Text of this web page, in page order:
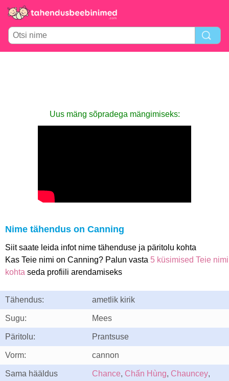
Uus mäng sõpradega mängimiseks:
Nime tähendus on Canning
Siit saate leida infot nime tähenduse ja päritolu kohta
Kas Teie nimi on Canning? Palun vasta 5 küsimised Teie nimi
kohta seda profiili arendamiseks
Tähendus: ametlik kirik
Sugu: Mees
Päritolu: Prantsuse
Vorm: cannon
Sama hääldus
Chance, Chấn Hùng, Chauncey,